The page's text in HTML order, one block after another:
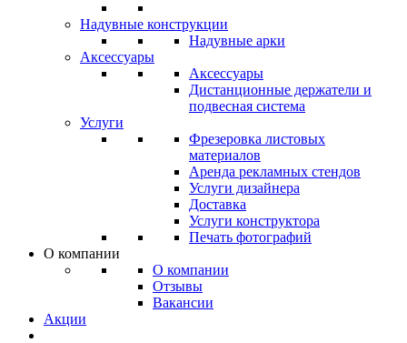
Надувные конструкции
Надувные арки
Аксессуары
Аксессуары
Дистанционные держатели и
подвесная система
Услуги
Фрезеровка листовых
материалов
Аренда рекламных стендов
Услуги дизайнера
Доставка
Услуги конструктора
Печать фотографий
О компании
О компании
Отзывы
Вакансии
Акции